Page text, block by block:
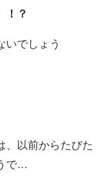
！？
いでしょう
、以前からたびた
で…